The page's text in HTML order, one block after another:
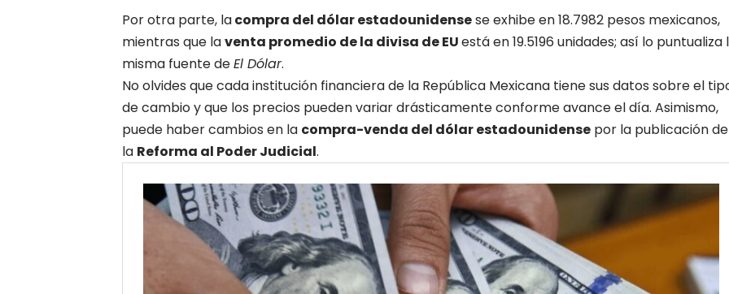
Por otra parte, lacompra del dólar estadounidensese exhibe en 18.7982 pesos mexicanos,
mientras que laventa promedio de la divisa de EUestá en 19.5196 unidades; así lo puntualiza
misma fuente deEl Dólar.
No olvides que cada institución financiera de la República Mexicana tiene sus datos sobre el
de cambio y que los precios pueden variar drásticamente conforme avance el día. Asimismo,
puede haber cambios en la compra-venda del dólar estadounidense por la publicación de
la Reforma al Poder Judicial.